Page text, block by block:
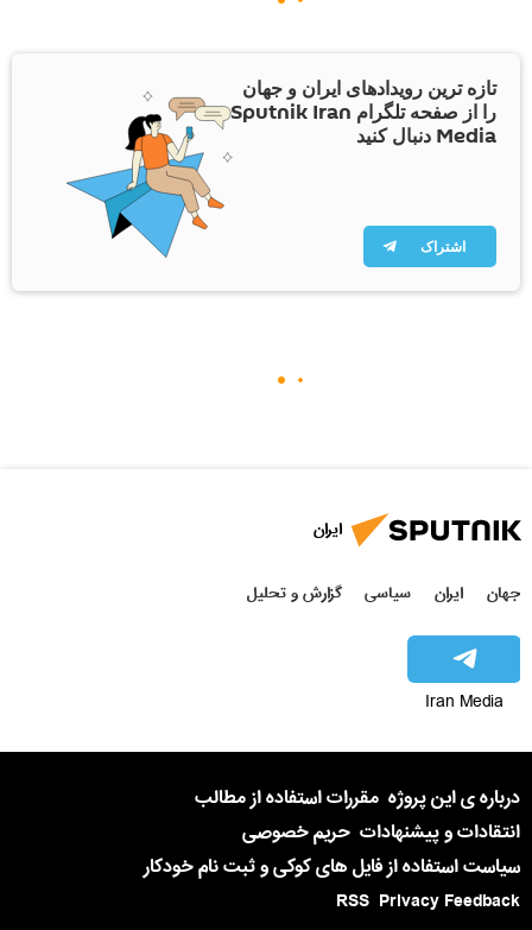
تازه ترین رویدادهای ایران و جهان
را از صفحه تلگرام Sputnik Iran
Media دنبال کنید
اشتراک
ایران
جهان ایران سیاسی گزارش و تحلیل
Iran Media
درباره ی این پروژه مقررات استفاده از مطالب
انتقادات و پیشنهادات حریم خصوصی
سیاست استفاده از فایل های کوکی و ثبت نام خودکار
Privacy Feedback
RSS